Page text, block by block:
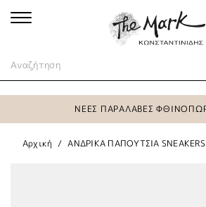
ΝΕΕΣ ΠΑΡΑΛΑΒΕΣ
Αρχική ΑΝΔΡΙΚΑ ΠΑΠΟΥΤΣΙΑ